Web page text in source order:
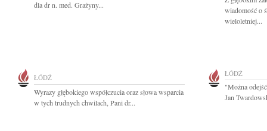
dla dr n. med. Grażyny...
wiadomość o
wieloletniej...
ŁÓDŹ
Wyrazy głębokiego współczucia oraz słowa wsparcia
w tych trudnych chwilach, Pani dr...
ŁÓDŹ
"Można
Jan